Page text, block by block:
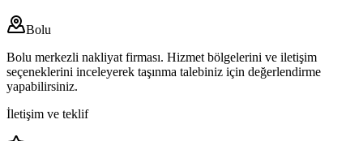
Bolu
Bolu merkezli nakliyat firması. Hizmet bölgelerini ve iletişim
seçeneklerini inceleyerek taşınma talebiniz için değerlendirme
yapabilirsiniz.
İletişim ve teklif